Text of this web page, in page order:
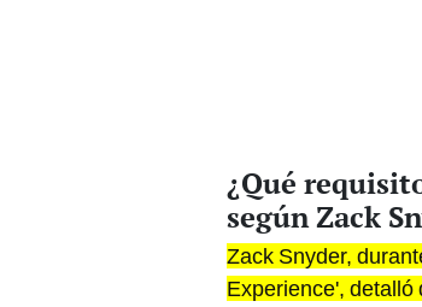
¿Qué
según Zack
Zack Snyder,
Experience', detalló